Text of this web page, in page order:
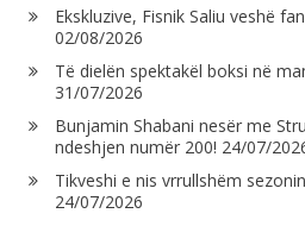
Ekskluzive, Fisnik Saliu veshë
02/08/2026
Të dielën spektakël boksi në
31/07/2026
Bunjamin Shabani nesër me
ndeshjen numër 200! 24/07/
Tikveshi e nis vrrullshëm
24/07/2026